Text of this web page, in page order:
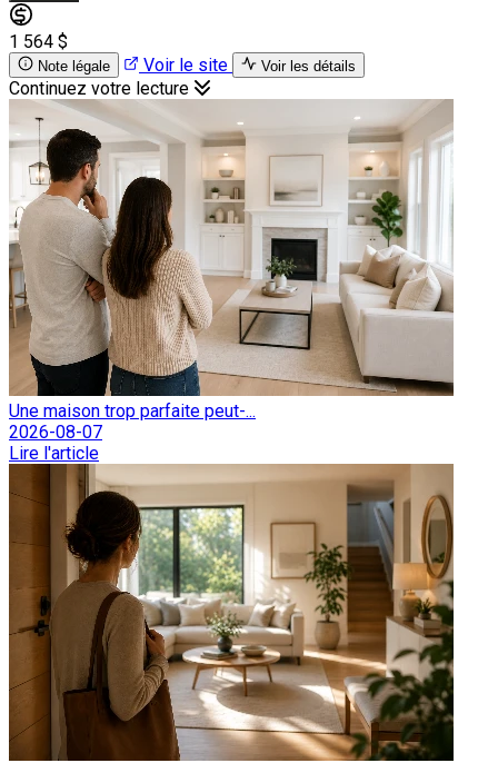
1 564 $
Note légale Voir le site Voir les détails
Continuez votre lecture
Une maison trop parfaite peut-...
2026-08-07
Lire l'article